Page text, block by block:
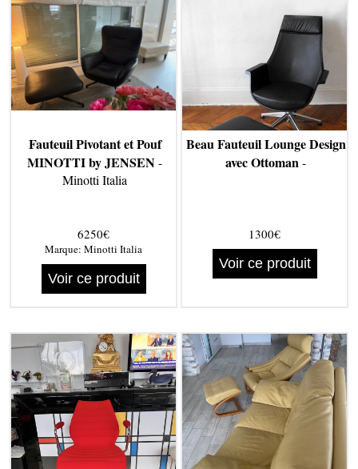
Fauteuil Pivotant et Pouf
MINOTTI by JENSEN-
Minotti Italia
6250€
Marque: Minotti Italia
Voir ce produit
Beau Fauteuil Lounge Design
avec Ottoman-
1300€
Voir ce produit